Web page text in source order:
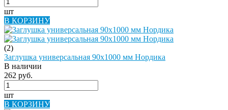
шт
В КОРЗИНУ
(2)
Заглушка универсальная 90х1000 мм Нордика
В наличии
262 руб.
шт
В КОРЗИНУ